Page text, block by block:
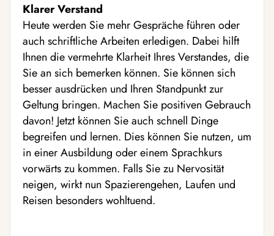
Klarer Verstand
Heute werden Sie mehr Gespräche führen oder
auch schriftliche Arbeiten erledigen. Dabei hilft
Ihnen die vermehrte Klarheit Ihres Verstandes, die
Sie an sich bemerken können. Sie können sich
besser ausdrücken und Ihren Standpunkt zur
Geltung bringen. Machen Sie positiven Gebrauch
davon! Jetzt können Sie auch schnell Dinge
begreifen und lernen. Dies können Sie nutzen, um
in einer Ausbildung oder einem Sprachkurs
vorwärts zu kommen. Falls Sie zu Nervosität
neigen, wirkt nun Spazierengehen, Laufen und
Reisen besonders wohltuend.